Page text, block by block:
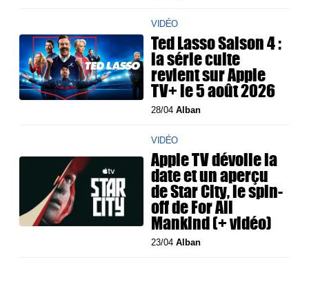
VIDÉO
Ted Lasso Saison 4 :
la série culte
revient sur Apple
TV+ le 5 août 2026
28/04Alban
VIDÉO
Apple TV dévoile la
date et un aperçu
de Star City, le spin-
off de For All
Mankind (+ vidéo)
23/04Alban